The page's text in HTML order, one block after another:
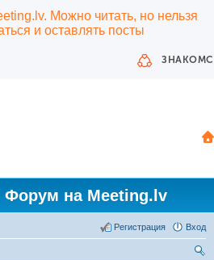
Можно читать, но нельзя
и оставлять посты
Форум на Meeting.lv
Вход
Регистрация